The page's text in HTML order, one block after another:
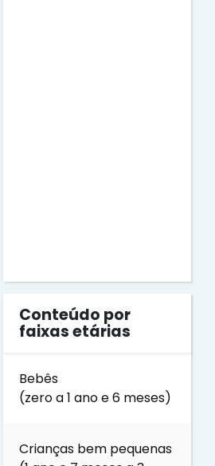
Conteúdo por
faixas etárias
Bebês
(zero a 1 ano e 6 meses)
Crianças bem pequenas